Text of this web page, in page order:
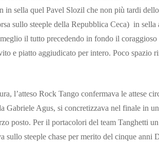
in sella quel Pavel Slozil che non più tardi
sullo steeple della Repubblica Ceca) in
il tutto precedendo in fondo il
e piatto aggiudicato per intero. Poco spazio
l’atteso Rock Tango confermava le attese
Gabriele Agus, si concretizzava nel finale in
posto. Per il portacolori del team Tanghetti
sullo steeple chase per merito del cinque